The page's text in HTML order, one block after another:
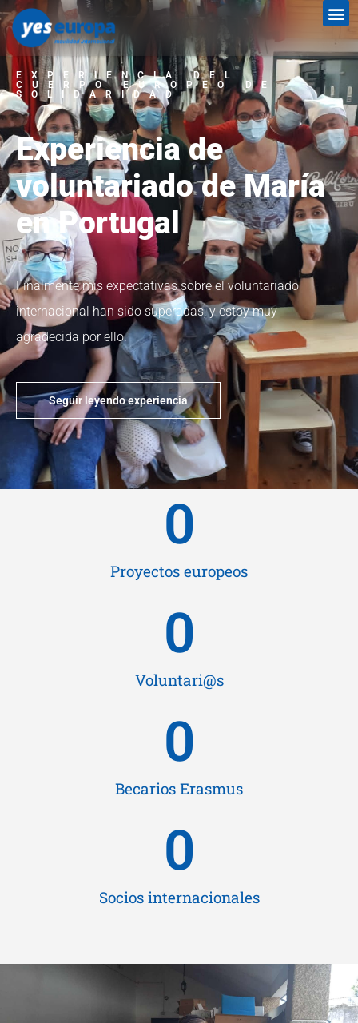
EXPERIENCIA DEL
CUERPO EUROPEO DE
SOLIDARIDAD
Experiencia de
voluntariado de María
en Portugal
Finalmente mis expectativas sobre el voluntariado
internacional han sido superadas, y estoy muy
agradecida por ello.
Seguir leyendo experiencia
Proyectos europeos
0
Voluntari@s
0
Becarios Erasmus
0
Socios internacionales
0